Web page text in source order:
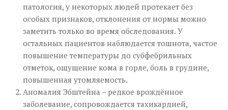
патология, у некоторых людей протекает без
особых признаков, отклонения от нормы можно
заметить только во время обследования. У
остальных пациентов наблюдается тошнота, частое
повышение температуры до субфебрильных
отметок, ощущение кома в горле, боль в грудине,
повышенная утомляемость.
Аномалия Эбштейна – редкое врождённое
заболевание, сопровождается тахикардией,